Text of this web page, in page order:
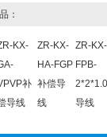
：
KX-
补
导线
ZR-KX-
HA-FGP
补偿导
线
ZR-
FPB-
导线